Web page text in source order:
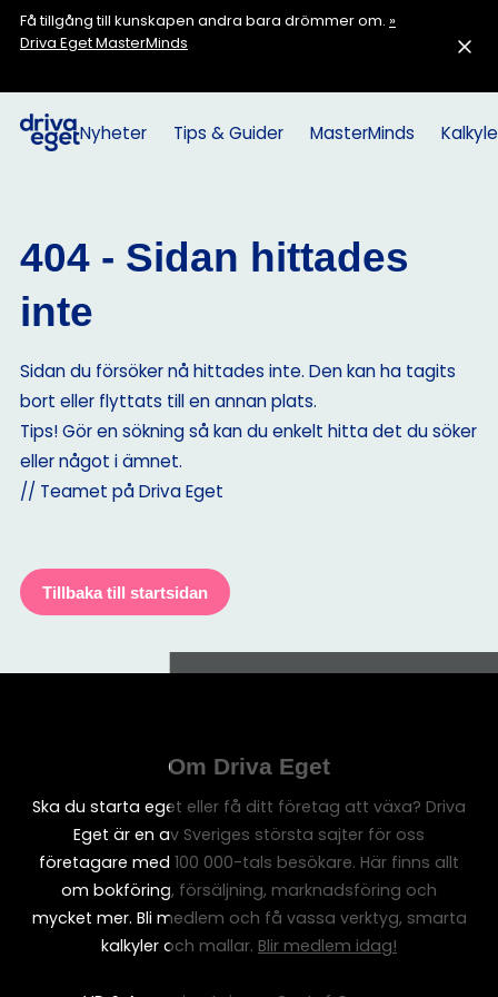
Få tillgång till kunskapen andra bara drömmer om. »
Driva Eget MasterMinds
Nyheter Tips & Guider MasterMinds
404 - Sidan hittades
inte
Sidan du försöker nå hittades inte. Den kan ha tagits
bort eller flyttats till en annan plats.
Tips! Gör en sökning så kan du enkelt hitta det du söker
eller något i ämnet.
// Teamet på Driva Eget
Tillbaka till startsidan
Om Driva Eget
Ska du starta eget eller få ditt företag att växa? Driva
Eget är en av Sveriges största sajter för oss
företagare med 100 000-tals besökare. Här finns allt
om bokföring, försäljning, marknadsföring och
mycket mer. Bli medlem och få vassa verktyg, smarta
kalkyler och mallar. Blir medlem idag!